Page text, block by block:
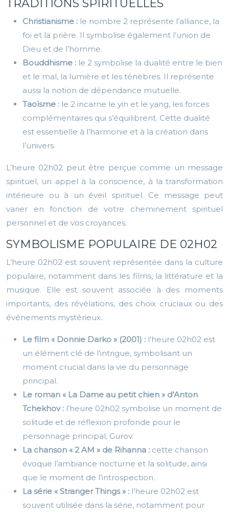
TRADITIONS SPIRITUELLES
Christianisme : le nombre 2 représente l’alliance, la
foi et la prière. Il symbolise également l’union de
Dieu et de l’homme.
Bouddhisme : le 2 symbolise la dualité entre le bien
et le mal, la lumière et les ténèbres. Il représente
aussi la notion de dépendance mutuelle.
Taoïsme : le 2 incarne le yin et le yang, les forces
complémentaires qui s’équilibrent. Cette dualité
est essentielle à l’harmonie et à la création dans
l’univers.
L’heure 02h02 peut être perçue comme un message
spirituel, un appel à la conscience, à la transformation
intérieure ou à un éveil spirituel. Ce message peut
varier en fonction de votre cheminement spirituel
personnel et de vos croyances.
SYMBOLISME POPULAIRE DE 02H02
L’heure 02h02 est souvent représentée dans la culture
populaire, notamment dans les films, la littérature et la
musique. Elle est souvent associée à des moments
importants, des révélations, des choix cruciaux ou des
événements mystérieux.
Le film « Donnie Darko » (2001) : l’heure 02h02 est
un élément clé de l’intrigue, symbolisant un
moment crucial dans la vie du personnage
principal.
Le roman « La Dame au petit chien » d’Anton
Tchekhov : l’heure 02h02 symbolise un moment de
solitude et de réflexion profonde pour le
personnage principal, Gurov.
La chanson « 2 AM » de Rihanna : cette chanson
évoque l’ambiance nocturne et la solitude, ainsi
que le moment de l’introspection.
La série « Stranger Things » : l’heure 02h02 est
souvent utilisée dans la série, notamment pour